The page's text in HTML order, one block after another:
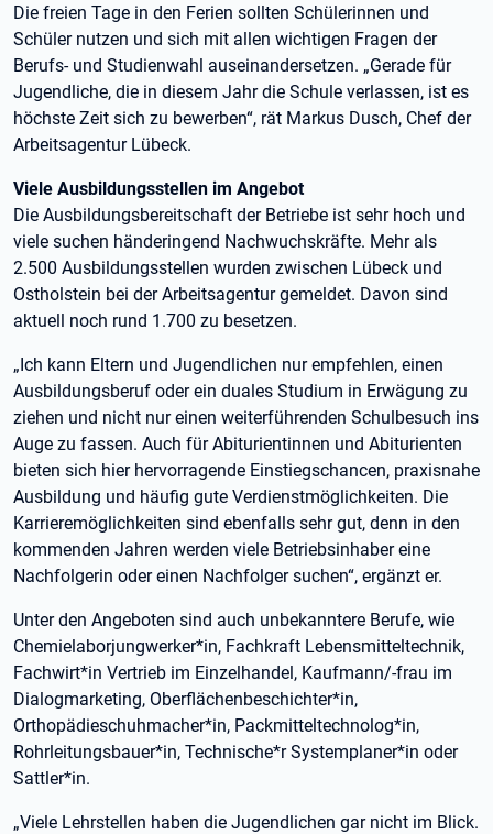
Die freien Tage in den Ferien sollten Schülerinnen und
Schüler nutzen und sich mit allen wichtigen Fragen der
Berufs- und Studienwahl auseinandersetzen. „Gerade für
Jugendliche, die in diesem Jahr die Schule verlassen, ist es
höchste Zeit sich zu bewerben“, rät Markus Dusch, Chef der
Arbeitsagentur Lübeck.
Viele Ausbildungsstellen im Angebot
Die Ausbildungsbereitschaft der Betriebe ist sehr hoch und
viele suchen händeringend Nachwuchskräfte. Mehr als
2.500 Ausbildungsstellen wurden zwischen Lübeck und
Ostholstein bei der Arbeitsagentur gemeldet. Davon sind
aktuell noch rund 1.700 zu besetzen.
„Ich kann Eltern und Jugendlichen nur empfehlen, einen
Ausbildungsberuf oder ein duales Studium in Erwägung zu
ziehen und nicht nur einen weiterführenden Schulbesuch ins
Auge zu fassen. Auch für Abiturientinnen und Abiturienten
bieten sich hier hervorragende Einstiegschancen, praxisnahe
Ausbildung und häufig gute Verdienstmöglichkeiten. Die
Karrieremöglichkeiten sind ebenfalls sehr gut, denn in den
kommenden Jahren werden viele Betriebsinhaber eine
Nachfolgerin oder einen Nachfolger suchen“, ergänzt er.
Unter den Angeboten sind auch unbekanntere Berufe, wie
Chemielaborjungwerker*in, Fachkraft Lebensmitteltechnik,
Fachwirt*in Vertrieb im Einzelhandel, Kaufmann/-frau im
Dialogmarketing, Oberflächenbeschichter*in,
Orthopädieschuhmacher*in, Packmitteltechnolog*in,
Rohrleitungsbauer*in, Technische*r Systemplaner*in oder
Sattler*in.
„Viele Lehrstellen haben die Jugendlichen gar nicht im Blick.